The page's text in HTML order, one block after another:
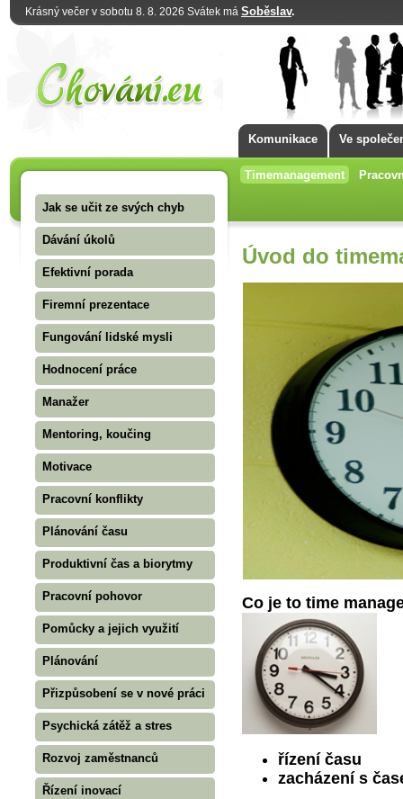
Krásný večer v sobotu 8. 8. 2026 Svátek má Soběslav.
Komunikace Ve
Timemanagement
Jak se učit ze svých chyb
Dávání úkolů
Efektivní porada
Firemní prezentace
Fungování lidské mysli
Hodnocení práce
Manažer
Mentoring, koučing
Motivace
Pracovní konflikty
Plánování času
Produktivní čas a biorytmy
Pracovní pohovor
Pomůcky a jejich využití
Plánování
Přizpůsobení se v nové práci
Psychická zátěž a stres
Rozvoj zaměstnanců
Řízení inovací
Úvod do
Co je to time
řízení času
zacházení s